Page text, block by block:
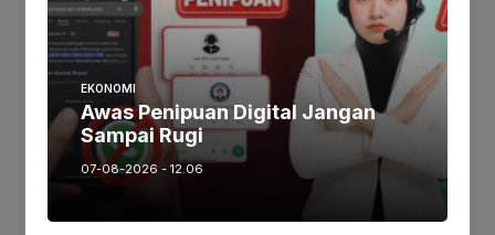
Trending
Comments
Latest
EKONOMI
Awas Penipuan Digital Jangan
Sampai Rugi
07-08-2026 - 12.06